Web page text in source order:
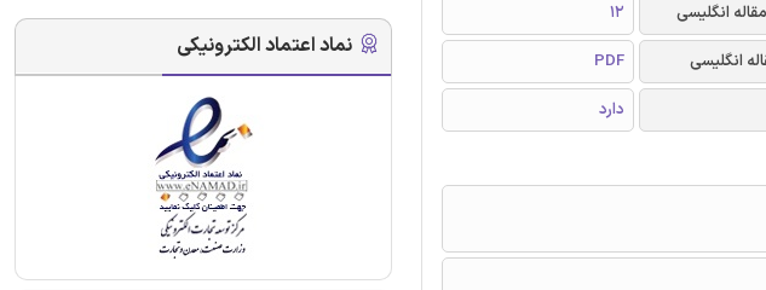
انگلیسی
12
انگلیسی
PDF
دارد
نماد اعتماد الکترونیکی